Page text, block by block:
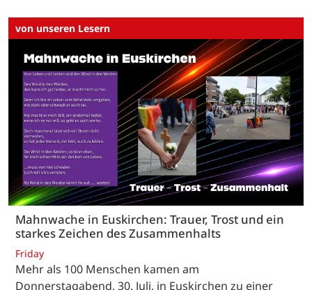
von unseren Lesern
Mahnwache in Euskirchen: Trauer, Trost und ein
starkes Zeichen des Zusammenhalts
Friday
Mehr als 100 Menschen kamen am
Donnerstagabend, 30. Juli, in Euskirchen zu einer